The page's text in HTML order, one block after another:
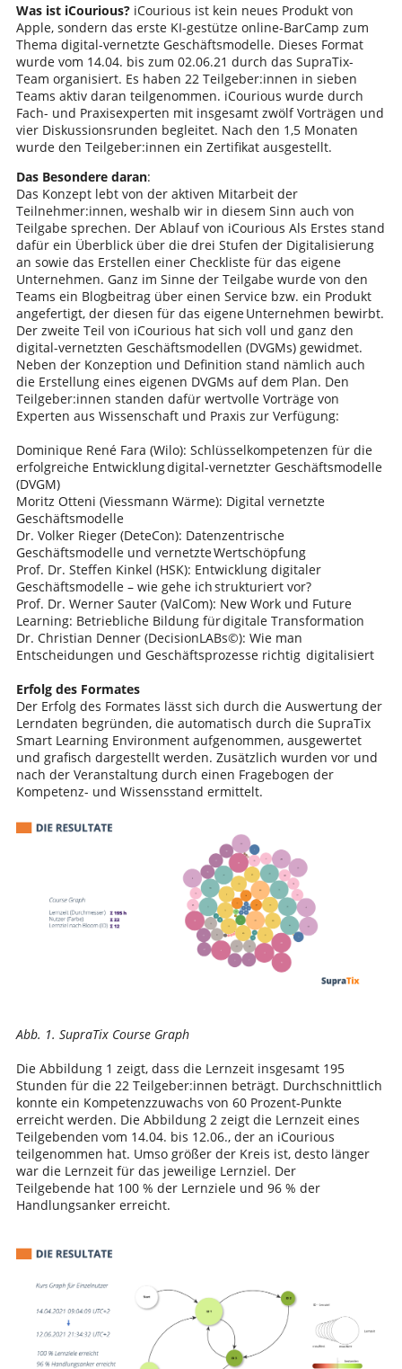
Was ist iCourious?iCourious ist kein neues Produkt von
Apple, sondern das erste KI-gestütze online-BarCamp zum
Thema digital-vernetzte Geschäftsmodelle. Dieses Format
wurde vom 14.04. bis zum 02.06.21 durch das SupraTix-
Team organisiert. Es haben 22 Teilgeber:innen in sieben
Teams aktiv daran teilgenommen. iCourious wurde durch
Fach- und Praxisexperten mit insgesamt zwölf Vorträgen und
vier Diskussionsrunden begleitet. Nach den 1,5 Monaten
wurde den Teilgeber:innen ein Zertifikat ausgestellt.
Das Besondere daran:
Das Konzept lebt von der aktiven Mitarbeit der
Teilnehmer:innen, weshalb wir in diesem Sinn auch von
Teilgabe sprechen. Der Ablauf von iCourious Als Erstes stand
dafür ein Überblick über die drei Stufen der Digitalisierung
an sowie das Erstellen einer Checkliste für das eigene
Unternehmen. Ganz im Sinne der Teilgabe wurde von den
Teams ein Blogbeitrag über einen Service bzw. ein Produkt
angefertigt, der diesen für das eigene Unternehmen bewirbt.
Der zweite Teil von iCourious hat sich voll und ganz den
digital-vernetzten Geschäftsmodellen (DVGMs) gewidmet.
Neben der Konzeption und Definition stand nämlich auch
die Erstellung eines eigenen DVGMs auf dem Plan. Den
Teilgeber:innen standen dafür wertvolle Vorträge von
Experten aus Wissenschaft und Praxis zur Verfügung:
Dominique René Fara (Wilo): Schlüsselkompetenzen für die
erfolgreiche Entwicklung digital-vernetzter Geschäftsmodelle
(DVGM)​
Moritz Otteni (Viessmann Wärme): Digital vernetzte
Geschäftsmodelle
Dr. Volker Rieger (DeteCon): Datenzentrische
Geschäftsmodelle und vernetzte Wertschöpfung​
Prof. Dr. Steffen Kinkel (HSK): Entwicklung digitaler
Geschäftsmodelle – wie gehe ich strukturiert vor?​
Prof. Dr. Werner Sauter (ValCom): New Work und Future
Learning: Betriebliche Bildung für digitale Transformation​
Dr. Christian Denner (DecisionLABs©): Wie man
Entscheidungen und Geschäftsprozesse richtig digitalisiert
Erfolg des Formates
Der Erfolg des Formates lässt sich durch die Auswertung der
Lerndaten begründen, die automatisch durch die SupraTix
Smart Learning Environment aufgenommen, ausgewertet
und grafisch dargestellt werden. Zusätzlich wurden vor und
nach der Veranstaltung durch einen Fragebogen der
Kompetenz- und Wissensstand ermittelt.
Abb. 1. SupraTix Course Graph
Die Abbildung 1 zeigt, dass die Lernzeit insgesamt 195
Stunden für die 22 Teilgeber:innen beträgt. Durchschnittlich
konnte ein Kompetenzzuwachs von 60 Prozent-Punkte
erreicht werden. Die Abbildung 2 zeigt die Lernzeit eines
Teilgebenden vom 14.04. bis 12.06., der an iCourious
teilgenommen hat. Umso größer der Kreis ist, desto länger
war die Lernzeit für das jeweilige Lernziel. Der
Teilgebende hat 100 % der Lernziele und 96 % der
Handlungsanker erreicht.